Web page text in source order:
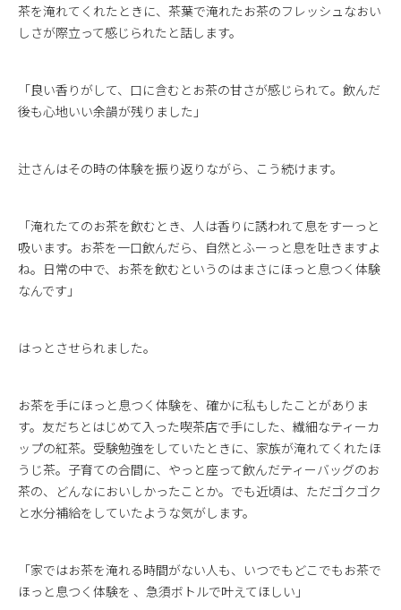
茶を淹れてくれたときに、茶葉で淹れたお茶のフレッシュなおい
しさが際立って感じられたと話します。
「良い香りがして、口に含むとお茶の甘さが感じられて。飲んだ
後も心地いい余韻が残りました」
辻さんはその時の体験を振り返りながら、こう続けます。
「淹れたてのお茶を飲むとき、人は香りに誘われて息をすーっと
吸います。お茶を一口飲んだら、自然とふーっと息を吐きますよ
ね。日常の中で、お茶を飲むというのはまさにほっと息つく体験
なんです」
はっとさせられました。
お茶を手にほっと息つく体験を、確かに私もしたことがありま
す。友だちとはじめて入った喫茶店で手にした、繊細なティーカ
ップの紅茶。受験勉強をしていたときに、家族が淹れてくれたほ
うじ茶。子育ての合間に、やっと座って飲んだティーバッグのお
茶の、どんなにおいしかったことか。でも近頃は、ただゴクゴク
と水分補給をしていたような気がします。
「家ではお茶を淹れる時間がない人も、いつでもどこでもお茶で
ほっと息つく体験を 、急須ボトルで叶えてほしい」